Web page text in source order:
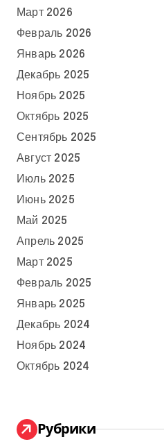
Март 2026
Февраль 2026
Январь 2026
Декабрь 2025
Ноябрь 2025
Октябрь 2025
Сентябрь 2025
Август 2025
Июль 2025
Июнь 2025
Май 2025
Апрель 2025
Март 2025
Февраль 2025
Январь 2025
Декабрь 2024
Ноябрь 2024
Октябрь 2024
Рубрики